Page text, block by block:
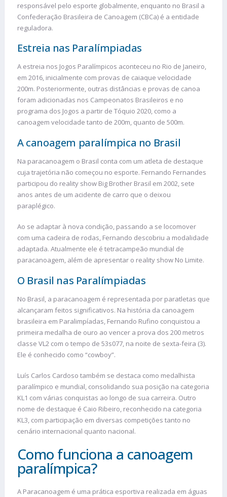
responsável pelo esporte globalmente, enquanto no Brasil a
Confederação Brasileira de Canoagem (CBCa) é a entidade
reguladora.
Estreia nas Paralímpiadas
A estreia nos Jogos Paralímpicos aconteceu no Rio de Janeiro,
em 2016, inicialmente com provas de caiaque velocidade
200m. Posteriormente, outras distâncias e provas de canoa
foram adicionadas nos Campeonatos Brasileiros e no
programa dos Jogos a partir de Tóquio 2020, como a
canoagem velocidade tanto de 200m, quanto de 500m.
A canoagem paralímpica no Brasil
Na paracanoagem o Brasil conta com um atleta de destaque
cuja trajetória não começou no esporte. Fernando Fernandes
participou do reality show Big Brother Brasil em 2002, sete
anos antes de um acidente de carro que o deixou
paraplégico.
Ao se adaptar à nova condição, passando a se locomover
com uma cadeira de rodas, Fernando descobriu a modalidade
adaptada. Atualmente ele é tetracampeão mundial de
paracanoagem, além de apresentar o reality show No Limite.
O Brasil nas Paralímpiadas
No Brasil, a paracanoagem é representada por paratletas que
alcançaram feitos significativos. Na história da canoagem
brasileira em Paralimpíadas, Fernando Rufino conquistou a
primeira medalha de ouro ao vencer a prova dos 200 metros
classe VL2 com o tempo de 53s077, na noite de sexta-feira (3).
Ele é conhecido como “cowboy”.
Luís Carlos Cardoso também se destaca como medalhista
paralímpico e mundial, consolidando sua posição na categoria
KL1 com várias conquistas ao longo de sua carreira. Outro
nome de destaque é Caio Ribeiro, reconhecido na categoria
KL3, com participação em diversas competições tanto no
cenário internacional quanto nacional.
Como funciona a canoagem
paralímpica?
A Paracanoagem é uma prática esportiva realizada em águas